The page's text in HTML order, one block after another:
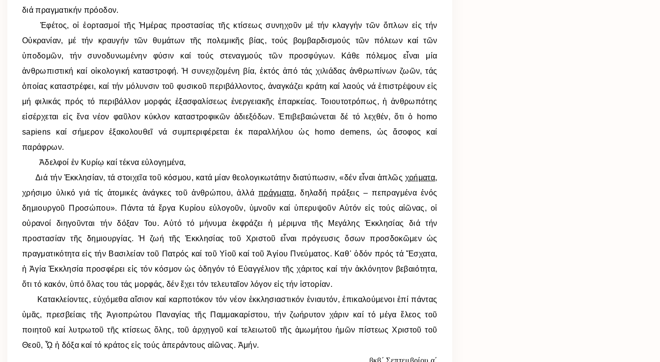
διά πραγματικήν πρόοδον.
Ἐφέτος, οἱ ἑορτασμοί τῆς Ἡμέρας προστασίας τῆς κτίσεως συνηχοῦν μέ τήν κλαγγήν τῶν ὅπλων εἰς τήν
Οὐκρανίαν, μέ τήν κραυγήν τῶν θυμάτων τῆς πολεμικῆς βίας, τούς βομβαρδισμούς τῶν πόλεων καί τῶν
ὑποδομῶν, τήν συνοδυνωμένην φύσιν καί τούς στεναγμούς τῶν προσφύγων. Κάθε πόλεμος εἶναι μία
ἀνθρωπιστική καί οἰκολογική καταστροφή. Ἡ συνεχιζομένη βία, ἐκτός ἀπό τάς χιλιάδας ἀνθρωπίνων ζωῶν, τάς
ὁποίας καταστρέφει, καί τήν μόλυνσιν τοῦ φυσικοῦ περιβάλλοντος, ἀναγκάζει κράτη καί λαούς νά ἐπιστρέψουν εἰς
μή φιλικάς πρός τό περιβάλλον μορφάς ἐξασφαλίσεως ἐνεργειακῆς ἐπαρκείας. Τοιουτοτρόπως, ἡ ἀνθρωπότης
εἰσέρχεται εἰς ἕνα νέον φαῦλον κύκλον καταστροφικῶν ἀδιεξόδων. Ἐπιβεβαιώνεται δέ τό λεχθέν, ὅτι ὁ homo
sapiens καί σήμερον ἐξακολουθεῖ νά συμπεριφέρεται ἐκ παραλλήλου ὡς homo demens, ὡς ἄσοφος καί
παράφρων.
Ἀδελφοί ἐν Κυρίῳ καί τέκνα εὐλογημένα,
Διά τήν Ἐκκλησίαν, τά στοιχεῖα τοῦ κόσμου, κατά μίαν θεολογικωτάτην διατύπωσιν, «δέν εἶναι ἁπλῶς χρήματα,
χρήσιμο ὑλικό γιά τίς ἀτομικές ἀνάγκες τοῦ ἀνθρώπου, ἀλλά πράγματα, δηλαδή πράξεις – πεπραγμένα ἑνός
δημιουργοῦ Προσώπου». Πάντα τά ἔργα Κυρίου εὐλογοῦν, ὑμνοῦν καί ὑπερυψοῦν Αὐτόν εἰς τούς αἰῶνας, οἱ
οὐρανοί διηγοῦνται τήν δόξαν Του. Αὐτό τό μήνυμα ἐκφράζει ἡ μέριμνα τῆς Μεγάλης Ἐκκλησίας διά τήν
προστασίαν τῆς δημιουργίας. Ἡ ζωή τῆς Ἐκκλησίας τοῦ Χριστοῦ εἶναι πρόγευσις ὅσων προσδοκῶμεν ὡς
πραγματικότητα εἰς τήν Βασιλείαν τοῦ Πατρός καί τοῦ Υἱοῦ καί τοῦ Ἁγίου Πνεύματος. Καθ᾿ ὁδόν πρός τά Ἔσχατα,
ἡ Ἁγία Ἐκκλησία προσφέρει εἰς τόν κόσμον ὡς ὁδηγόν τό Εὐαγγέλιον τῆς χάριτος καί τήν ἀκλόνητον βεβαιότητα,
ὅτι τό κακόν, ὑπό ὅλας του τάς μορφάς, δέν ἔχει τόν τελευταῖον λόγον εἰς τήν ἱστορίαν.
Κατακλείοντες, εὐχόμεθα αἴσιον καί καρποτόκον τόν νέον ἐκκλησιαστικόν ἐνιαυτόν, ἐπικαλούμενοι ἐπί πάντας
ὑμᾶς, πρεσβείαις τῆς Ἁγιοπρώτου Παναγίας τῆς Παμμακαρίστου, τήν ζωήρυτον χάριν καί τό μέγα ἔλεος τοῦ
ποιητοῦ καί λυτρωτοῦ τῆς κτίσεως ὅλης, τοῦ ἀρχηγοῦ καί τελειωτοῦ τῆς ἀμωμήτου ἡμῶν πίστεως Χριστοῦ τοῦ
Θεοῦ, ᾯ ἡ δόξα καί τό κράτος εἰς τούς ἀπεράντους αἰῶνας. Ἀμήν.